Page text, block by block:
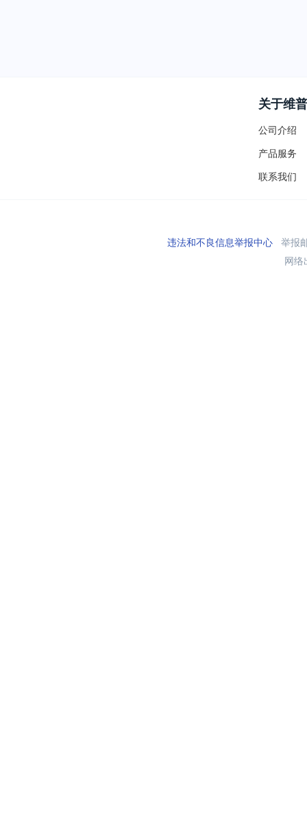
关于维普
公司介绍
产品服务
联系我们
违法和不良信息举报中心举报
网